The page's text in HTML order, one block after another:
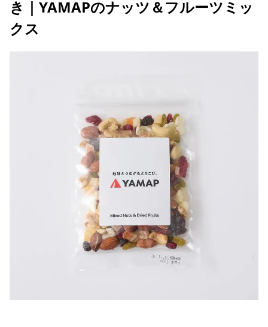
き｜YAMAPのナッツ＆フルーツミッ
クス